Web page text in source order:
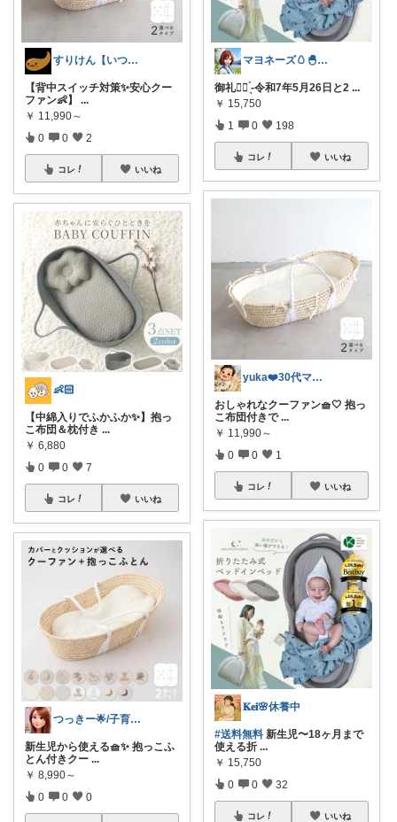
すりけん【いつもありがとう😊】
【背中スイッチ対策✨安心クー
ファン👶】 ...
￥ 11,990～
0 0 2
コレ いいね
👶🏻
【中綿入りでふかふか✨】抱っ
こ布団＆枕付き ...
￥ 6,880
0 0 7
コレ いいね
つっきー🌟/子育て.ベビー.キッズ🉐
新生児から使える🧺✨ 抱っこふ
とん付きクー ...
￥ 8,990～
0 0 0
マヨネーズ🥚‪🐣✨️お礼はプロフで♪
御礼🙇‍♀️ ̖́-令和7年5月26日と2 ...
￥ 15,750
1 0 198
コレ いいね
yuka❤️30代ママ👩
おしゃれなクーファン🧺🤍 抱っ
こ布団付きで ...
￥ 11,990～
0 0 1
コレ いいね
𝐊𝐞𝐢🌸休養中
#送料無料 新生児〜18ヶ月まで
使える折 ...
￥ 15,750
0 0 32
コレ いいね